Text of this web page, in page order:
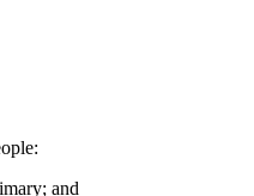
and